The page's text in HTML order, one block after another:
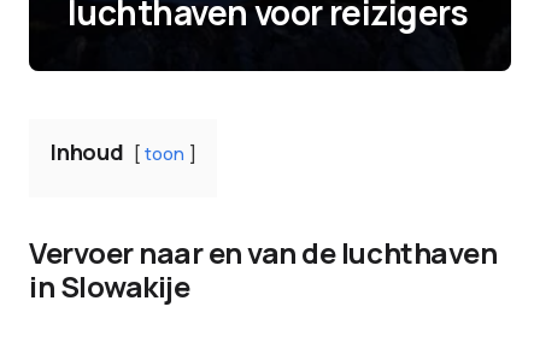
luchthaven voor reizigers
Inhoud toon
Vervoer naar en van de luchthaven
in Slowakije